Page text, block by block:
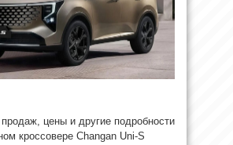
цены и другие подробности
кроссовере Changan Uni-S